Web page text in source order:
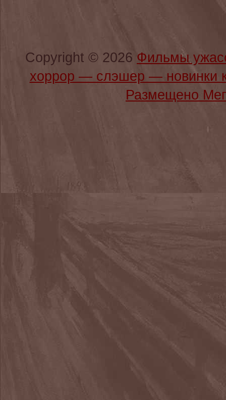
Copyright © 2026 Фильмы
хоррор — слэшер —
Размещено